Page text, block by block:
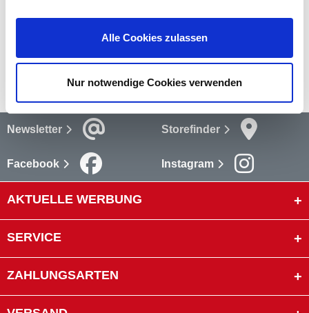
Alle Cookies zulassen
Nur notwendige Cookies verwenden
mehr
Newsletter Storefinder
Facebook Instagram
AKTUELLE WERBUNG
SERVICE
ZAHLUNGSARTEN